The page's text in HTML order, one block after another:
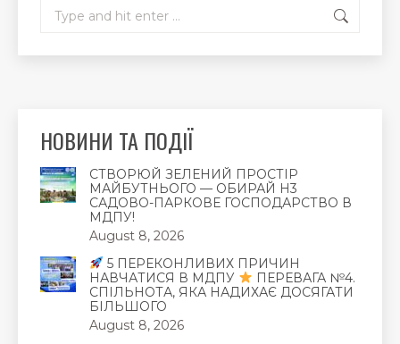
НОВИНИ ТА ПОДІЇ
СТВОРЮЙ ЗЕЛЕНИЙ ПРОСТІР
МАЙБУТНЬОГО — ОБИРАЙ Н3
САДОВО-ПАРКОВЕ ГОСПОДАРСТВО В
МДПУ!
August 8, 2026
5 ПЕРЕКОНЛИВИХ ПРИЧИН
НАВЧАТИСЯ В МДПУ
ПЕРЕВАГА №4.
СПІЛЬНОТА, ЯКА НАДИХАЄ ДОСЯГАТИ
БІЛЬШОГО
August 8, 2026